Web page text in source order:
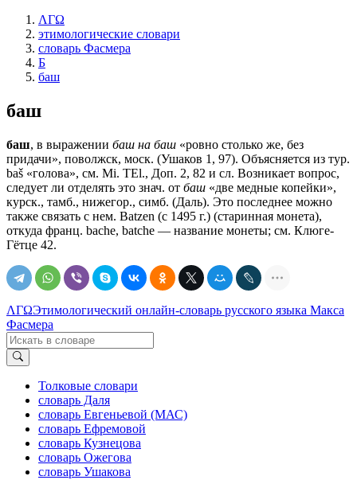
ΛΓΩ
этимологические словари
словарь Фасмера
Б
баш
баш
баш, в выражении баш на баш «ровно столько же, без
придачи», поволжск, моск. (Ушаков 1, 97). Объясняется из тур.
baš «голова», см. Mi. TEl., Доп. 2, 82 и сл. Возникает вопрос,
следует ли отделять это знач. от баш «две медные копейки»,
курск., тамб., нижегор., симб. (Даль). Это последнее можно
также связать с нем. Batzen (с 1495 г.) (старинная монета),
откуда франц. bache, batche — название монеты; см. Клюге-
Гётце 42.
ΛΓΩЭтимологический онлайн-словарь русского языка Макса
Фасмера
Толковые словари
словарь Даля
словарь Евгеньевой (МАС)
словарь Ефремовой
словарь Кузнецова
словарь Ожегова
словарь Ушакова